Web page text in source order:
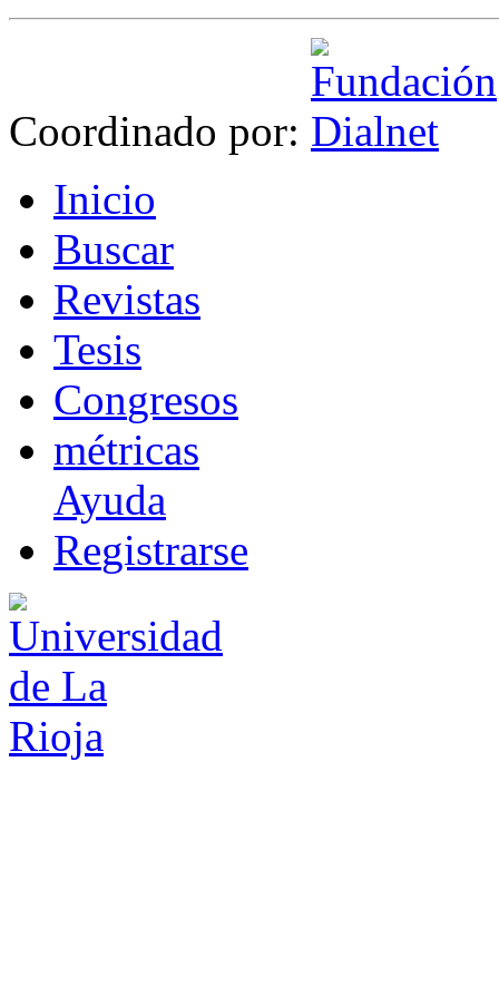
Coordinado por:
Inicio
Buscar
Revistas
Tesis
Congresos
métricas
Ayuda
Registrarse